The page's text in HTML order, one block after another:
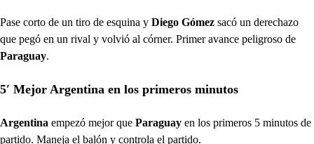
Pase corto de un tiro de esquina y Diego Gómez sacó un derechazo
que pegó en un rival y volvió al córner. Primer avance peligroso de
Paraguay.
5′ Mejor Argentina en los primeros minutos
Argentina empezó mejor que Paraguay en los primeros 5 minutos de
partido. Maneja el balón y controla el partido.